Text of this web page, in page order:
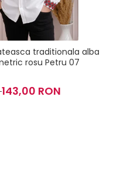
traditionala alba
rosu Petru 07
143,00 RON